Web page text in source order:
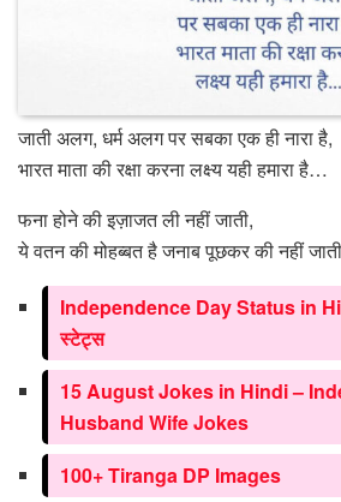
जाती अलग, धर्म अलग पर सबका एक ही नारा है,
भारत माता की रक्षा करना लक्ष्य यही हमारा है…
फना होने की इज़ाजत ली नहीं जाती,
ये वतन की मोहब्बत है जनाब पूछकर की नहीं
Independence Day Status in
स्टेट्स
15 August Jokes in Hindi –
Husband Wife Jokes
100+ Tiranga DP Images